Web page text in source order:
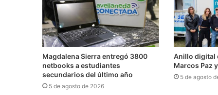
Magdalena Sierra entregó 3800
netbooks a estudiantes
secundarios del último año
5 de agosto de 2026
Anillo digital
Marcos Paz
5 de agosto